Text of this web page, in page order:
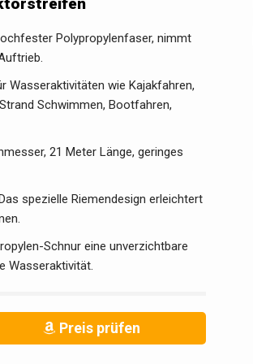
Polypropylenfaser, nimmt
Wasseraktivitäten wie Kajakfahren,
Schwimmen, Bootfahren,
21 Meter Länge, geringes
spezielle Riemendesign erleichtert
Schnur eine unverzichtbare
Wasseraktivität.
Preis prüfen